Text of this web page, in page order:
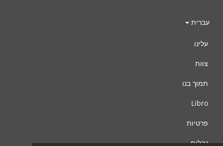
עברית
עלינו
צוות
תמוך בנו
Libro
פרטיות
נהלים